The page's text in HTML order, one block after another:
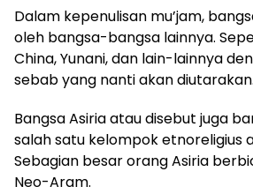
Dalam kepenulisan mu’jam,
oleh bangsa-bangsa lainnya.
China, Yunani, dan lain-lainnya
sebab yang nanti akan diutarakan.
Bangsa Asiria atau disebut juga
salah satu kelompok etnoreligius
Sebagian besar orang Asiria
Neo-Aram.